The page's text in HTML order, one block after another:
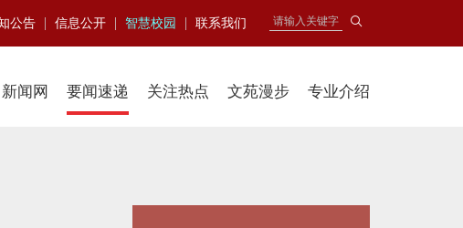
公告 | 信息公开 | 智慧校园 | 联系我们
新闻网 要闻速递 关注热点 文苑漫步 专业介绍